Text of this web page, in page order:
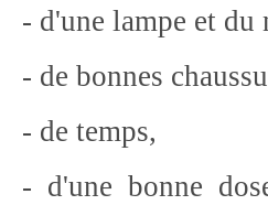
- d'une lampe et du
- de bonnes
- de temps,
- d'une bonne